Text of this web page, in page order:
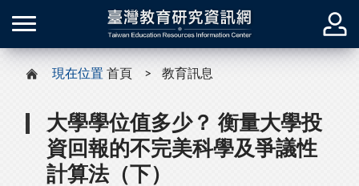
現在位置 首頁 教育訊息
大學學位值多少？ 衡量大學投
資回報的不完美科學及爭議性
計算法（下）